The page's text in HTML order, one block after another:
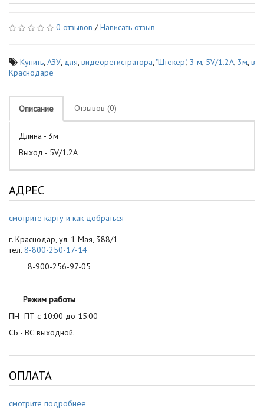
0 отзывов /Написать отзыв
Купить, АЗУ, для, видеорегистратора, "Штекер", 3 м, 5V/1.2A, 3м, в
Краснодаре
Описание Отзывов (0)
Длина - 3м
Выход - 5V/1.2A
АДРЕС
смотрите карту и как добраться
г. Краснодар, ул. 1 Мая, 388/1
тел. 8-800-250-17-14
8-900-256-97-05
Режим работы
ПН -ПТ с 10:00 до 15:00
СБ - ВС выходной.
ОПЛАТА
смотрите подробнее